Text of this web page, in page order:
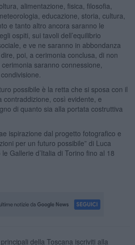
alimentazione, fisica, filosofia,
educazione, storia, cultura,
e tanto altro ancora saranno le
ospiti, sui tavoli dell’equilibrio
e ve ne saranno in abbondanza
poi, a cerimonia conclusa, di non
saranno connessione,
possibile è la retta che si sposa con il
contraddizione, così evidente, e
di quanto sia alla portata costruttiva
ispirazione dal progetto fotografico e
per un futuro possibile” di Luca
Gallerie d’Italia di Torino fino al 18
della Toscana iscriviti alla